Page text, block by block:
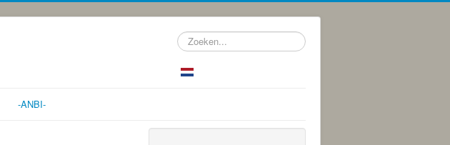
Zoeken...
-ANBI-